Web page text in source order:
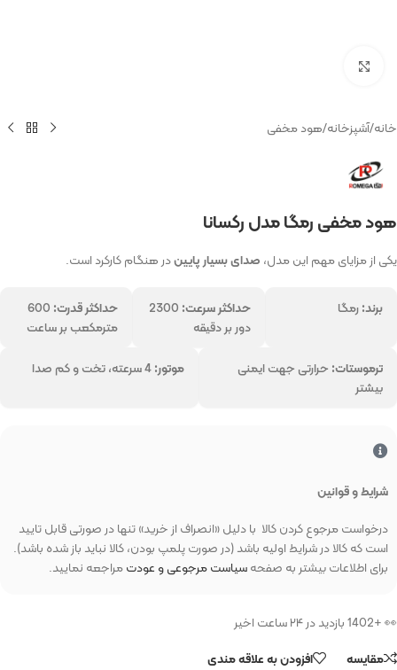
خانه/آشپزخانه/هود مخفی
هود مخفی رمگا مدل رکسانا
یکی از مزایای مهم این مدل، صدای بسیار پاییندر هنگام کارکرد است.
برند:رمگا حداکثر سرعت: 2300
دور بر دقیقه
حداکثر قدرت: 600
مترمکعب بر ساعت
ترموستات: حرارتی جهت ایمنی
بیشتر
موتور:
شرایط و قوانین
درخواست مرجوع کردن کالا با دلیل «انصراف از خرید» تنها در صورتی قابل تایید
است که کالا در شرایط اولیه باشد (در صورت پلمپ بودن، کالا نباید باز شده باشد).
برای اطلاعات بیشتر به صفحهسیاست مرجوعی و عودتمراجعه نمایید.
👀 +1402 بازدید در ۲۴ ساعت اخیر
مقایسه
افزودن به علاقه مندی